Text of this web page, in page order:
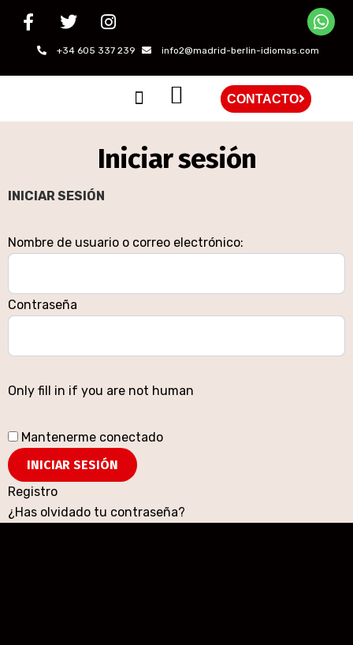
+34 605 337 239 info2@madrid-berlin-idiomas.com
CONTACTO
Iniciar sesión
INICIAR SESIÓN
Nombre de usuario o correo electrónico:
Contraseña
Only fill in if you are not human
Mantenerme conectado
Registro
¿Has olvidado tu contraseña?